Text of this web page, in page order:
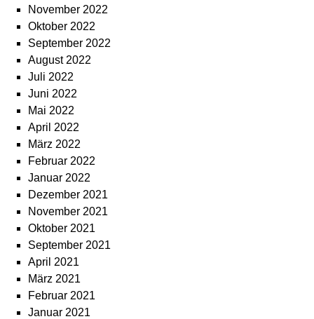
November 2022
Oktober 2022
September 2022
August 2022
Juli 2022
Juni 2022
Mai 2022
April 2022
März 2022
Februar 2022
Januar 2022
Dezember 2021
November 2021
Oktober 2021
September 2021
April 2021
März 2021
Februar 2021
Januar 2021